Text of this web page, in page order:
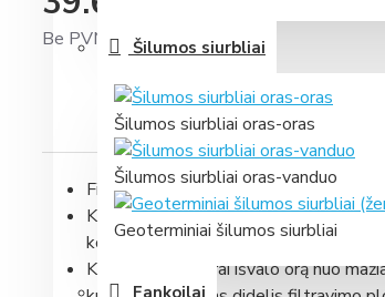
Šilumos siurbliai
Šilumos siurbliai oras-oras
Šilumos siurbliai oras-vanduo
Geoterminiai šilumos siurbliai
Fankoilai
Be PVM: 32.79 €
Filtrai skirti ENSY300 HHir300 HV
Kompaktiniai filtrai ePM1 55
kondicionavimo sistemose.
Kompaktiniai filtrai išvalo orą nuo